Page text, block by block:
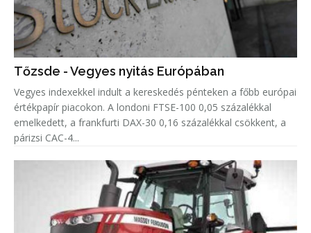
Tőzsde - Vegyes nyitás Európában
Vegyes indexekkel indult a kereskedés pénteken a főbb európai
értékpapír piacokon. A londoni FTSE-100 0,05 százalékkal
emelkedett, a frankfurti DAX-30 0,16 százalékkal csökkent, a
párizsi CAC-4...